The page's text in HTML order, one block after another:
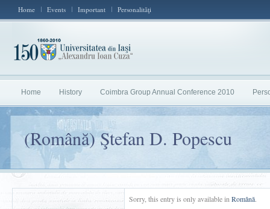
Home Events Important Personalităţi
Home History Coimbra Group Annual Conference 2010
(Română) Ştefan D. Popescu
Sorry, this entry is only available in Română.